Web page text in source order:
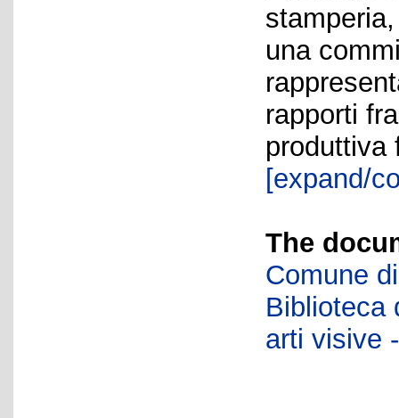
una
rapporti
produttiva
[expand/
The
Comune
Biblioteca
arti visive